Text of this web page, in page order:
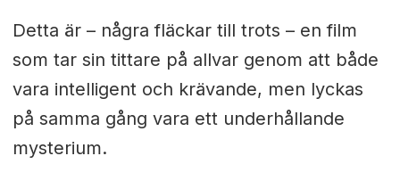
Detta är – några fläckar till trots – en film
som tar sin tittare på allvar genom att både
vara intelligent och krävande, men lyckas
på samma gång vara ett underhållande
mysterium.